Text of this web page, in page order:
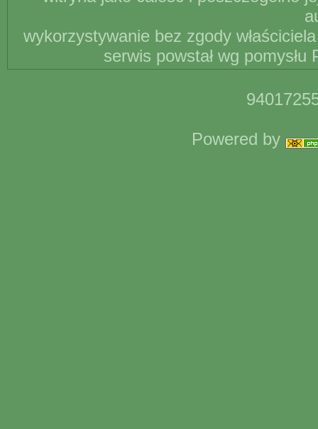
wykorzystywanie bez zgody
serwis powstał wg
Powered by